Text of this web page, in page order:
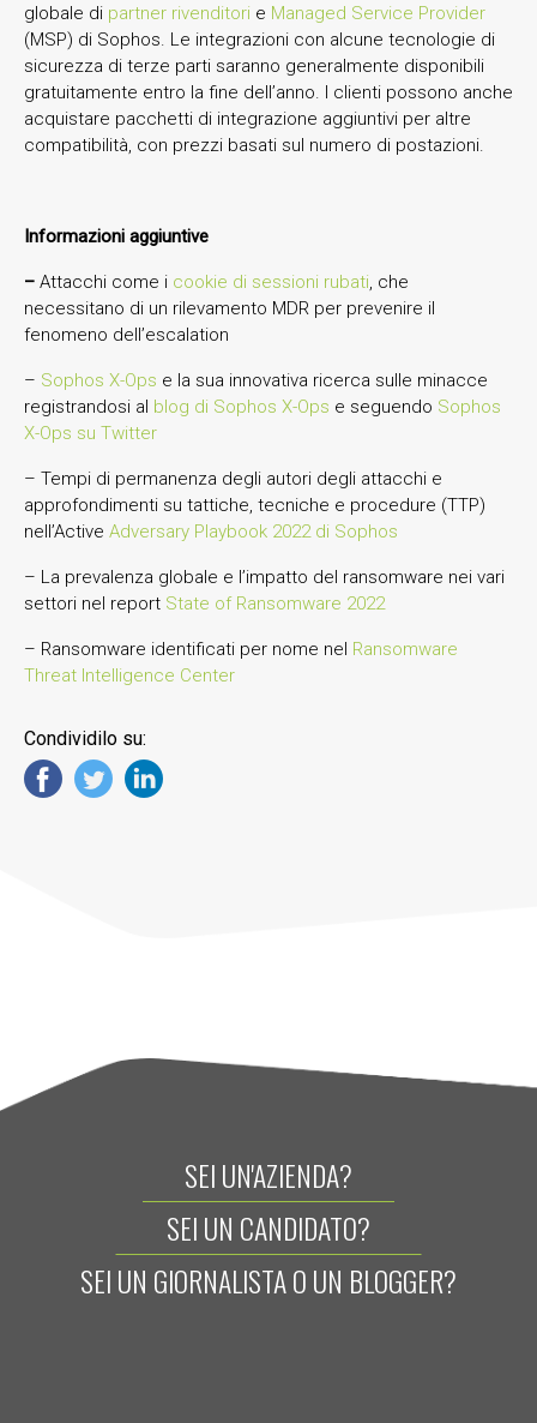
globale di partner rivenditori e Managed Service Provider
(MSP) di Sophos. Le integrazioni con alcune tecnologie di
sicurezza di terze parti saranno generalmente disponibili
gratuitamente entro la fine dell’anno. I clienti possono anche
acquistare pacchetti di integrazione aggiuntivi per altre
compatibilità, con prezzi basati sul numero di postazioni.
Informazioni aggiuntive
– Attacchi come i cookie di sessioni rubati, che
necessitano di un rilevamento MDR per prevenire il
fenomeno dell’escalation
– Sophos X-Ops e la sua innovativa ricerca sulle minacce
registrandosi al blog di Sophos X-Ops e seguendo Sophos
X-Ops su Twitter
– Tempi di permanenza degli autori degli attacchi e
approfondimenti su tattiche, tecniche e procedure (TTP)
nell’Active Adversary Playbook 2022 di Sophos
– La prevalenza globale e l’impatto del ransomware nei vari
settori nel report State of Ransomware 2022
– Ransomware identificati per nome nel Ransomware
Threat Intelligence Center
Condividilo su:
SEI UN'AZIENDA?
SEI UN CANDIDATO?
SEI UN GIORNALISTA O UN BLOGGER?